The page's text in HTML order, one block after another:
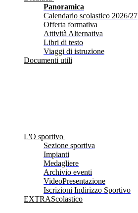
Panoramica
Calendario scolastico 2026/27
Offerta formativa
Attività Alternativa
Libri di testo
Viaggi di istruzione
Documenti utili
L'O sportivo
Sezione sportiva
Impianti
Medagliere
Archivio eventi
VideoPresentazione
Iscrizioni Indirizzo Sportivo
EXTRAScolastico